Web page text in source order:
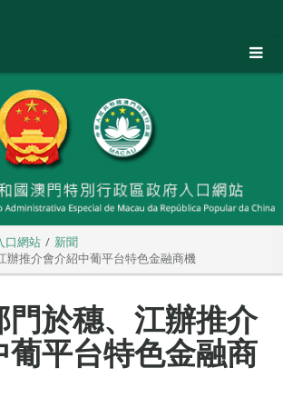
口網站
新聞
辦推介會介紹中葡平台特色金融商機
門於穗、江辦推介
葡平台特色金融商